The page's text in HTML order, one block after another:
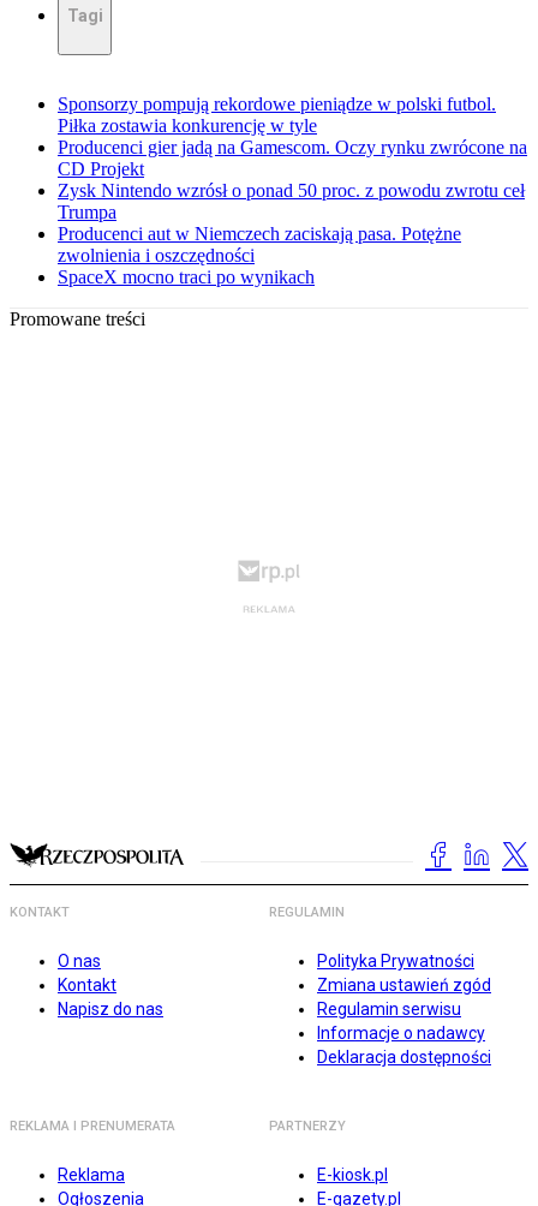
Tagi
Sponsorzy pompują rekordowe pieniądze w polski futbol.
Piłka zostawia konkurencję w tyle
Producenci gier jadą na Gamescom. Oczy rynku zwrócone na
CD Projekt
Zysk Nintendo wzrósł o ponad 50 proc. z powodu zwrotu ceł
Trumpa
Producenci aut w Niemczech zaciskają pasa. Potężne
zwolnienia i oszczędności
SpaceX mocno traci po wynikach
Promowane treści
KONTAKT
O nas
Kontakt
Napisz do nas
REGULAMIN
Polityka Prywatności
Zmiana ustawień zgód
Regulamin serwisu
Informacje o nadawcy
Deklaracja dostępności
REKLAMA I PRENUMERATA
Reklama
Ogłoszenia
PARTNERZY
E-kiosk.pl
E-gazety.pl